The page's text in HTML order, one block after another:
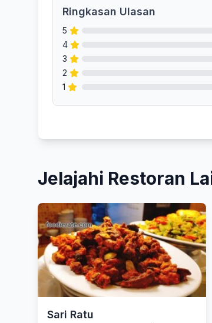
Ringkasan Ulasan
5
4
3
2
1
Jelajahi Restoran
Sari Ratu